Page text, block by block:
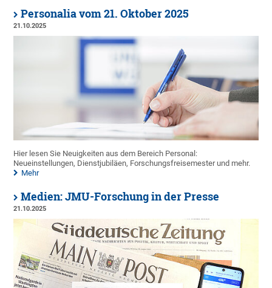
Personalia vom 21. Oktober 2025
21.10.2025
Hier lesen Sie Neuigkeiten aus dem Bereich Personal:
Neueinstellungen, Dienstjubiläen, Forschungsfreisemester und mehr.
Mehr
Medien: JMU-Forschung in der Presse
21.10.2025